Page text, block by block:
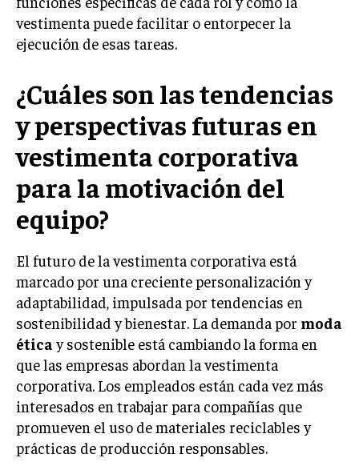
ÉTICA EMPRESARIAL Y RESPONSABILIDAD
SOCIAL
Acerca de Últimas entradas
Ricardo Mendoza
Soy Ricardo Mendoza, periodista de negocios e
innovación, con amplia trayectoria. Desde hace
más de diez años, colaboro en un reconocido
corporativas hasta tendencias innovadoras. Creo firmemente en
el periodismo como motor de cambio, manteniendo a la
sociedad actualizada y proactiva.
Aparece en periódicos digitales y domina los buscadores,
Infórmate aquí.
vestimenta puede facilitar o entorpecer la
ejecución de esas tareas.
¿Cuáles son las tendencias
y perspectivas futuras en
vestimenta corporativa
para la motivación del
equipo?
El futuro de la vestimenta corporativa está
marcado por una creciente personalización y
adaptabilidad, impulsada por tendencias en
sostenibilidad y bienestar. La demanda por moda
ética y sostenible está cambiando la forma en
que las empresas abordan la vestimenta
corporativa. Los empleados están cada vez más
interesados en trabajar para compañías que
promueven el uso de materiales reciclables y
prácticas de producción responsables.